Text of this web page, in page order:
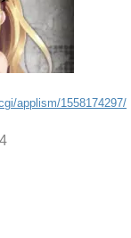
applism/1558174297/